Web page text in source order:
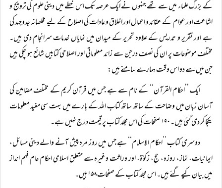
کے بزرگ علماء میں سے تھے جنہوں نے ایک عرصہ تک اس خطے میں دینی علوم کی ترویج و
اشاعت اور عوام کے عقائد و اعمال اور اخلاق و عادات کی اصلاح کے لیے مخلصانہ جدوجہد کی
ہے اور تقریر و تدریس کے علاوہ تحریر کے میدان میں نمایاں خدمات سرانجام دی ہیں۔
مختلف موضوعات پر ان کی نصف درجن سے زائد معلوماتی اور اصلاحی کتابیں شائع ہو چکی ہیں
جن میں سے دو اس وقت ہمارے سامنے ہیں:
ایک ’’احکام القرآن‘‘ کے نام سے ہے جس میں قرآن کریم کے مختلف مضامین کی
آسان زبان میں وضاحت کے ساتھ ساتھ کتاب اللہ کے بارے میں بہت سی مفید معلومات
یکجا کر دی گئی ہیں۔ ۱۹۰ صفحات کی اس مجلد کتاب پر قیمت درج نہیں ہے۔
دوسری کتاب ’’احکام الاسلام‘‘ ہے جس میں روز مرہ پیش آنے والے دینی مسائل،
ایمانیات، نماز، روزہ، حج، زکوٰۃ، اور وراثت وغیرہ سے متعلق اسلامی احکام عام فہم انداز
میں بیان کیے گئے ہیں۔ اس مجلد کتاب کے صفحات ۱۵۸ ہیں۔